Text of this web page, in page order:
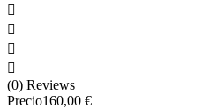




(0) Reviews
Precio160,00 €